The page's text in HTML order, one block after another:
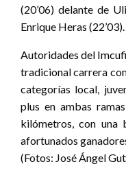
(20’06) delante de
Enrique Heras (22’03).
Autoridades del
tradicional carrera
categorías local,
plus en ambas
kilómetros, con una
afortunados
(Fotos: José Ángel